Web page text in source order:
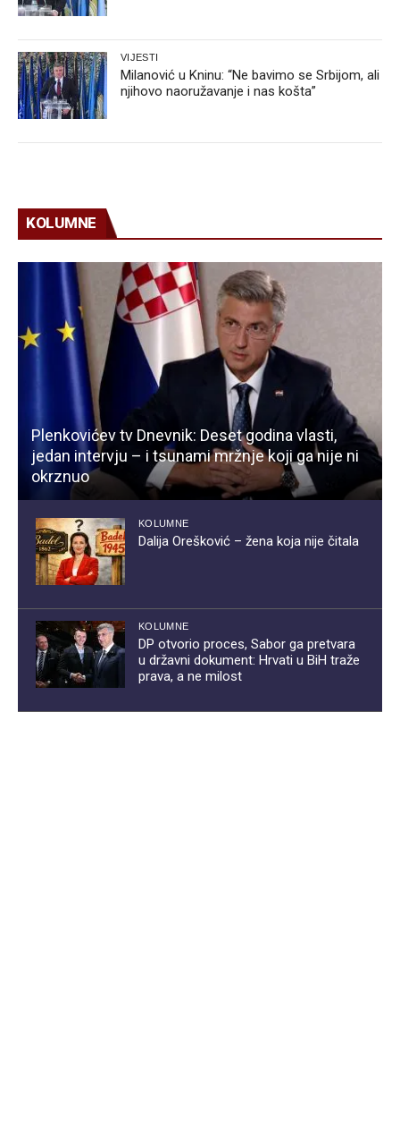
VIJESTI
Milanović u Kninu: “Ne bavimo se Srbijom, ali
njihovo naoružavanje i nas košta”
KOLUMNE
Plenkovićev tv Dnevnik: Deset godina vlasti,
jedan intervju – i tsunami mržnje koji ga nije ni
okrznuo
KOLUMNE
Dalija Orešković – žena koja nije čitala
KOLUMNE
DP otvorio proces, Sabor ga pretvara
u državni dokument: Hrvati u BiH traže
prava, a ne milost